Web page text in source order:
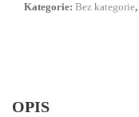
Kategorie: Bez kategorie,
OPIS